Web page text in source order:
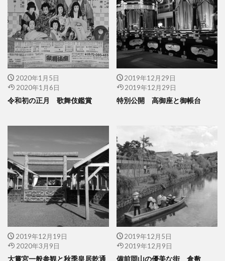
2020年1月5日
2020年1月6日
令和初の正月 歌舞伎鑑賞
2019年12月29日
2019年12月29日
特別公開 高御座と御帳台
2019年12月19日
2020年3月9日
大嘗宮一般参観と秋季皇居乾通
2019年12月5日
2019年12月9日
備前岡山の優美な街 倉敷